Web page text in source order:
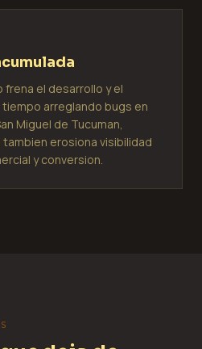
el desarrollo y el
arreglando bugs en
Miguel de Tucuman,
erosiona visibilidad
y conversion.